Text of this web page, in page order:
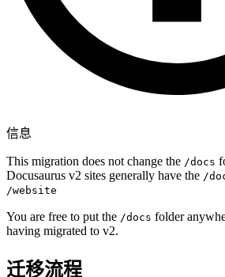
信息
This migration does not change the /docs
Docusaurus v2 sites generally have the /
/website
You are free to put the /docs folder
having migrated to v2.
迁移流程